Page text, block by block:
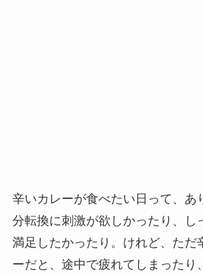
辛いカレーが食べたい日って、あ
分転換に刺激が欲しかったり、し
満足したかったり。けれど、ただ
ーだと、途中で疲れてしまったり